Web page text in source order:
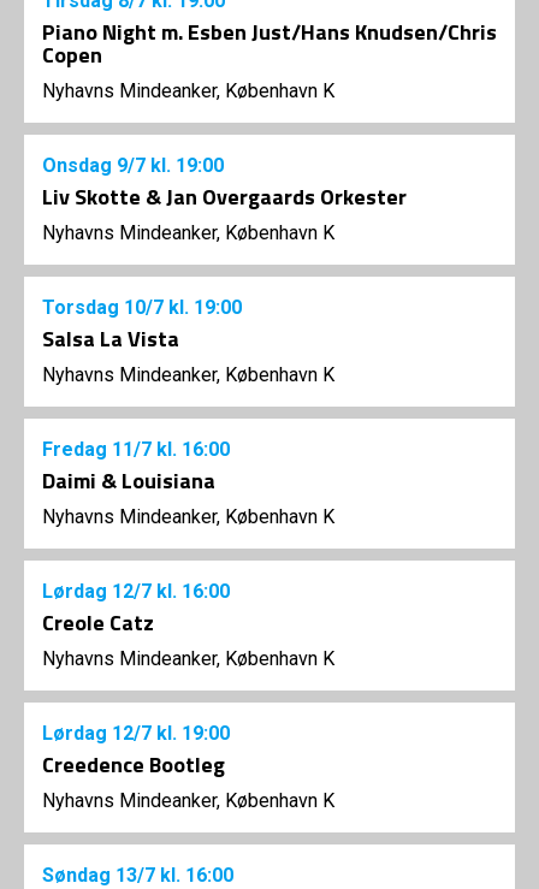
Piano Night m. Esben Just/Hans Knudsen/Chris
Copen
Nyhavns Mindeanker, København K
Onsdag 9/7 kl. 19:00
Liv Skotte & Jan Overgaards Orkester
Nyhavns Mindeanker, København K
Torsdag 10/7 kl. 19:00
Salsa La Vista
Nyhavns Mindeanker, København K
Fredag 11/7 kl. 16:00
Daimi & Louisiana
Nyhavns Mindeanker, København K
Lørdag 12/7 kl. 16:00
Creole Catz
Nyhavns Mindeanker, København K
Lørdag 12/7 kl. 19:00
Creedence Bootleg
Nyhavns Mindeanker, København K
Søndag 13/7 kl. 16:00